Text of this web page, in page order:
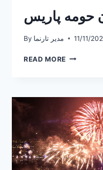
حومه پاریس
By مدیر تارنما 11/11/
READ MORE بازارهای